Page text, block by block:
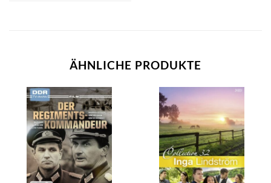
ÄHNLICHE PRODUKTE